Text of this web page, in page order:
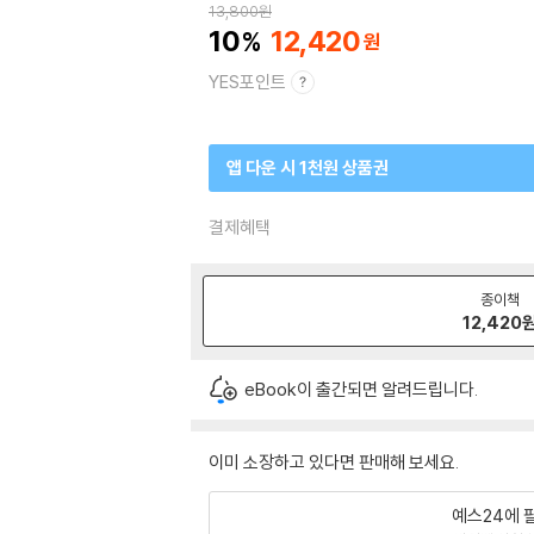
13,800원
10 12,420
YES포인트
앱 다운 시 1천원 상품권
결제혜택
종이책
12,420
eBook이 출간되면 알려드립니다.
이미 소장하고 있다면 판매해 보세요.
예스24에